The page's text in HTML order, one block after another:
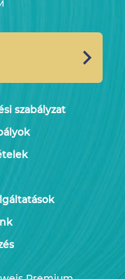
szabályzat